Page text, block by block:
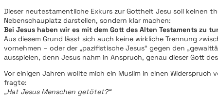
Dieser neutestamentliche Exkurs zur Gottheit Jesu soll keinen
Nebenschauplatz darstellen, sondern klar machen:
Bei Jesus haben wir es mit dem Gott des Alten Testaments zu
Aus diesem Grund lässt sich auch keine wirkliche Trennung
vornehmen – oder der „pazifistische Jesus“ gegen den
ausspielen, denn Jesus nahm in Anspruch, genau dieser Gott
Vor einigen Jahren wollte mich ein Muslim in einen Widerspruch
fragte:
„Hat Jesus Menschen getötet?“